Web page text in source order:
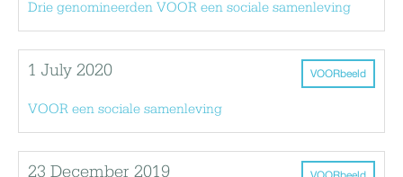
Drie genomineerden VOOR een sociale samenleving
VOORbeeld
1 July 2020
VOOR een sociale samenleving
23 December 2019